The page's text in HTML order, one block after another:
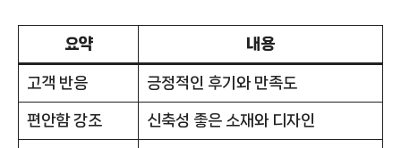
요약 내용
고객 반응 긍정적인 후기와 만족도
편안함 강조 신축성 좋은 소재와 디자인